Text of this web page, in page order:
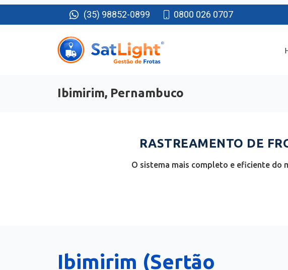
(35) 98852-0899 0800 026 0707
Ibimirim, Pernambuco
RASTREAMENTO DE
O sistema mais completo e eficiente do
Ibimirim (Sertão